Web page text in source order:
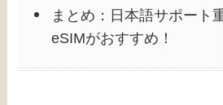
まとめ：日本語サポート
eSIMがおすすめ！